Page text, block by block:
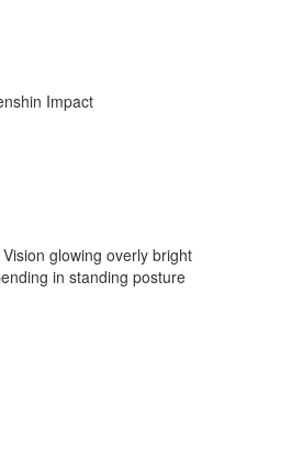
Impact
glowing overly bright
in standing posture